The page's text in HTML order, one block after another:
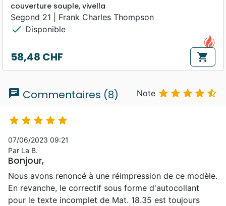
couverture souple, vivella
Segond 21 | Frank Charles Thompson
check Disponible
Prix
58,48 CHF shopping_cart
chat Commentaires (8) Note     
    
07/06/2023 09:21
Par La B.
Bonjour,
Nous avons renoncé à une réimpression de ce modèle.
En revanche, le correctif sous forme d'autocollant
pour le texte incomplet de Mat. 18.35 est toujours